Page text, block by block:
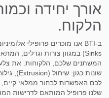
אורך יחידה
הלקוח.
Sinks) במגוון צורות וגדלים, המתאימים
המשתנים שלכם, הלקוחות. את
לכם האפשרות לבחור ממלאי
שלנו פרופיל המותאם לדרישות